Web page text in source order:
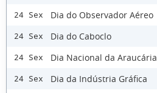
24 Sex Dia do Observador Aéreo
24 Sex Dia do Caboclo
24 Sex Dia Nacional da Araucária
24 Sex Dia da Indústria Gráfica